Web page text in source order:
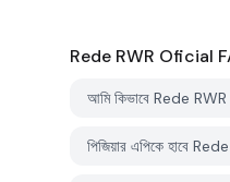
Rede RWR Oficial
আমি কিভাবে Rede RWR
পিজিয়ার এপিকে হাবে